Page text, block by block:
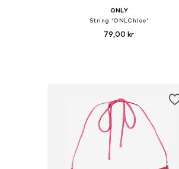
ONLY
String 'ONLChloe'
79,00 kr